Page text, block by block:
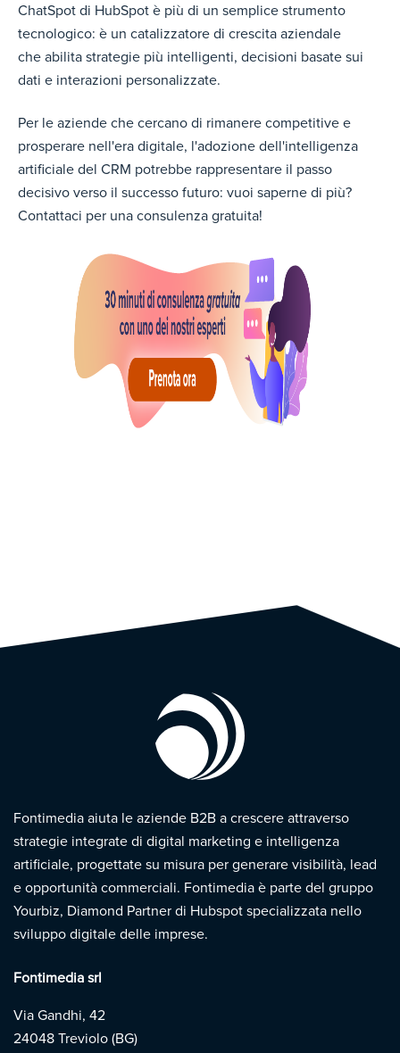
ChatSpot di HubSpot è più di un semplice strumento
tecnologico: è un catalizzatore di crescita aziendale
che abilita strategie più intelligenti, decisioni basate sui
dati e interazioni personalizzate.
Per le aziende che cercano di rimanere competitive e
prosperare nell'era digitale, l'adozione dell'intelligenza
artificiale del CRM potrebbe rappresentare il passo
decisivo verso il successo futuro: vuoi saperne di più?
Contattaci per una consulenza gratuita!
Fontimedia aiuta le aziende B2B a crescere attraverso
strategie integrate di digital marketing e intelligenza
artificiale, progettate su misura per generare visibilità, lead
e opportunità commerciali. Fontimedia è parte del gruppo
Yourbiz, Diamond Partner di Hubspot specializzata nello
sviluppo digitale delle imprese.
Fontimedia srl
Via Gandhi, 42
24048 Treviolo (BG)